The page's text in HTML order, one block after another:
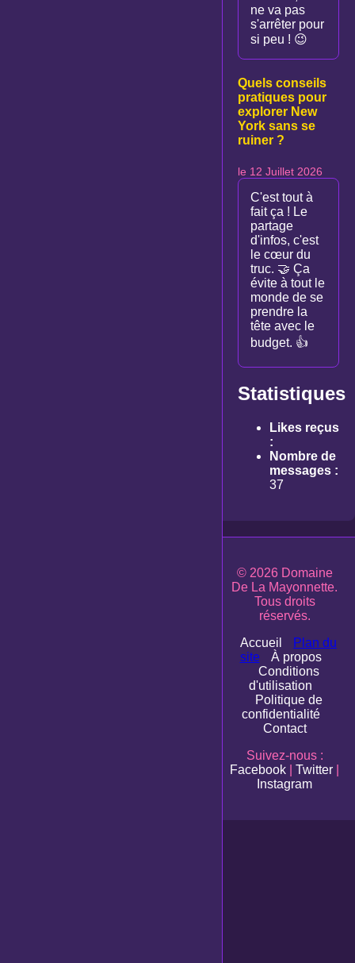
ne va pas
s'arrêter pour
si peu ! 😉
Quels conseils
pratiques pour
explorer New
York sans se
ruiner ?
le 12 Juillet 2026
C'est tout à
fait ça ! Le
partage
d'infos, c'est
le cœur du
truc. 🤝 Ça
évite à tout le
monde de se
prendre la
tête avec le
budget. 👍
Statistiques
Likes reçus
:
Nombre de
messages :
37
© 2026 Domaine
De La Mayonnette.
Tous droits
réservés.
Accueil
Plan du
site
À propos
Conditions
d'utilisation
Politique de
confidentialité
Contact
Suivez-nous :
Facebook
Twitter
Instagram